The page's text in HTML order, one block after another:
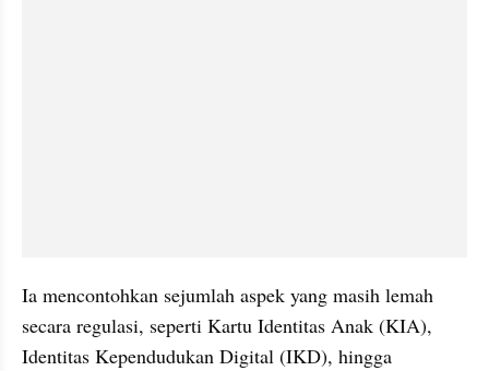
Ia mencontohkan sejumlah aspek yang masih lemah
secara regulasi, seperti Kartu Identitas Anak (KIA),
Identitas Kependudukan Digital (IKD), hingga